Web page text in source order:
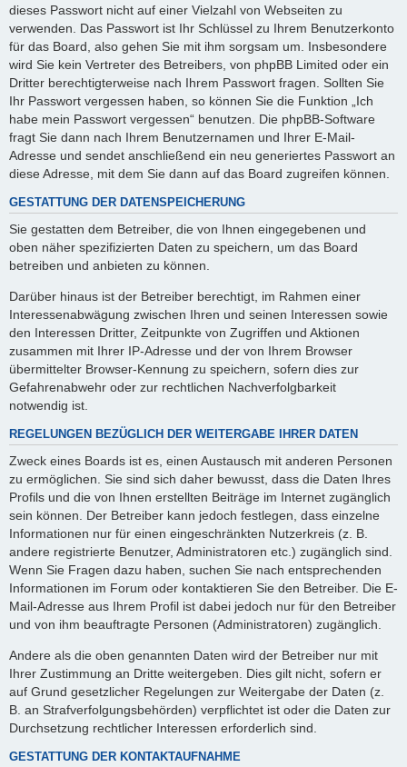
dieses Passwort nicht auf einer Vielzahl von Webseiten zu
verwenden. Das Passwort ist Ihr Schlüssel zu Ihrem Benutzerkonto
für das Board, also gehen Sie mit ihm sorgsam um. Insbesondere
wird Sie kein Vertreter des Betreibers, von phpBB Limited oder ein
Dritter berechtigterweise nach Ihrem Passwort fragen. Sollten Sie
Ihr Passwort vergessen haben, so können Sie die Funktion „Ich
habe mein Passwort vergessen“ benutzen. Die phpBB-Software
fragt Sie dann nach Ihrem Benutzernamen und Ihrer E-Mail-
Adresse und sendet anschließend ein neu generiertes Passwort an
diese Adresse, mit dem Sie dann auf das Board zugreifen können.
GESTATTUNG DER DATENSPEICHERUNG
Sie gestatten dem Betreiber, die von Ihnen eingegebenen und
oben näher spezifizierten Daten zu speichern, um das Board
betreiben und anbieten zu können.
Darüber hinaus ist der Betreiber berechtigt, im Rahmen einer
Interessenabwägung zwischen Ihren und seinen Interessen sowie
den Interessen Dritter, Zeitpunkte von Zugriffen und Aktionen
zusammen mit Ihrer IP-Adresse und der von Ihrem Browser
übermittelter Browser-Kennung zu speichern, sofern dies zur
Gefahrenabwehr oder zur rechtlichen Nachverfolgbarkeit
notwendig ist.
REGELUNGEN BEZÜGLICH DER WEITERGABE IHRER DATEN
Zweck eines Boards ist es, einen Austausch mit anderen Personen
zu ermöglichen. Sie sind sich daher bewusst, dass die Daten Ihres
Profils und die von Ihnen erstellten Beiträge im Internet zugänglich
sein können. Der Betreiber kann jedoch festlegen, dass einzelne
Informationen nur für einen eingeschränkten Nutzerkreis (z. B.
andere registrierte Benutzer, Administratoren etc.) zugänglich sind.
Wenn Sie Fragen dazu haben, suchen Sie nach entsprechenden
Informationen im Forum oder kontaktieren Sie den Betreiber. Die E-
Mail-Adresse aus Ihrem Profil ist dabei jedoch nur für den Betreiber
und von ihm beauftragte Personen (Administratoren) zugänglich.
Andere als die oben genannten Daten wird der Betreiber nur mit
Ihrer Zustimmung an Dritte weitergeben. Dies gilt nicht, sofern er
auf Grund gesetzlicher Regelungen zur Weitergabe der Daten (z.
B. an Strafverfolgungsbehörden) verpflichtet ist oder die Daten zur
Durchsetzung rechtlicher Interessen erforderlich sind.
GESTATTUNG DER KONTAKTAUFNAHME